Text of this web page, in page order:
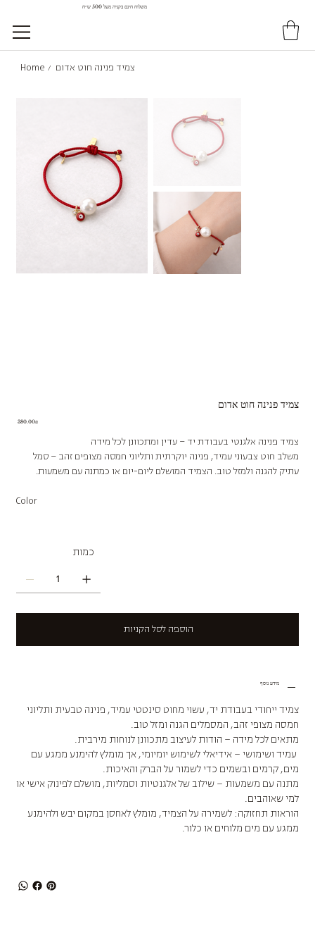
Home / צמיד פנינה חוט אדום
צמיד פנינה חוט אדום
Price ‏380.00 ‏₪
צמיד פנינה אלגנטי בעבודת יד – עדין ומתכוונן לכל מידה
משלב חוט צבעוני עמיד, פנינה יוקרתית ותליוני חמסה מצופים זהב – סמל
עתיק להגנה ולמזל טוב. הצמיד המושלם ליום-יום או כמתנה עם משמעות.
Color
כמות
הוספה לסל הקניות
מידע נוסף
צמיד ייחודי בעבודת יד, עשוי מחוט סינטטי עמיד, פנינה טבעית ותליוני
חמסה מצופי זהב, המסמלים הגנה ומזל טוב.
מתאים לכל מידה – הודות לעיצוב מתכוונן לנוחות מירבית.
עמיד ושימושי – אידיאלי לשימוש יומיומי, אך מומלץ להימנע ממגע עם
מים, קרמים ובשמים כדי לשמור על הברק והאיכות.
מתנה עם משמעות – שילוב של אלגנטיות וסמליות, מושלם לפינוק אישי או
למי שאוהבים.
הוראות תחזוקה: לשמירה על הצמיד, מומלץ לאחסן במקום יבש ולהימנע
ממגע עם מים מלוחים או כלור.